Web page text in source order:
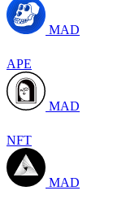
MAD
APE
MAD
NFT
MAD